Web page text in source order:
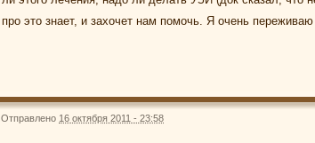
про это знает, и захочет нам помочь. Я очень
Отправлено 16 октября 2011 - 23:58